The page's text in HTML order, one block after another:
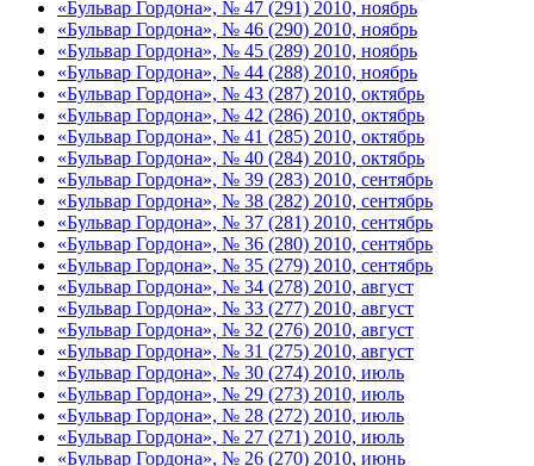
«Бульвар Гордона», № 47 (291) 2010, ноябрь
«Бульвар Гордона», № 46 (290) 2010, ноябрь
«Бульвар Гордона», № 45 (289) 2010, ноябрь
«Бульвар Гордона», № 44 (288) 2010, ноябрь
«Бульвар Гордона», № 43 (287) 2010, октябрь
«Бульвар Гордона», № 42 (286) 2010, октябрь
«Бульвар Гордона», № 41 (285) 2010, октябрь
«Бульвар Гордона», № 40 (284) 2010, октябрь
«Бульвар Гордона», № 39 (283) 2010, сентябрь
«Бульвар Гордона», № 38 (282) 2010, сентябрь
«Бульвар Гордона», № 37 (281) 2010, сентябрь
«Бульвар Гордона», № 36 (280) 2010, сентябрь
«Бульвар Гордона», № 35 (279) 2010, сентябрь
«Бульвар Гордона», № 34 (278) 2010, август
«Бульвар Гордона», № 33 (277) 2010, август
«Бульвар Гордона», № 32 (276) 2010, август
«Бульвар Гордона», № 31 (275) 2010, август
«Бульвар Гордона», № 30 (274) 2010, июль
«Бульвар Гордона», № 29 (273) 2010, июль
«Бульвар Гордона», № 28 (272) 2010, июль
«Бульвар Гордона», № 27 (271) 2010, июль
«Бульвар Гордона», № 26 (270) 2010, июнь